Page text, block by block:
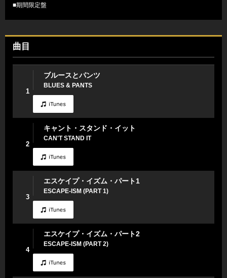
■期間限定盤
曲目
1
ブルースとパンツ
BLUES & PANTS
2
キャント・スタンド・イット
CAN'T STAND IT
3
エスケイプ・イズム・パート1
ESCAPE-ISM (PART 1)
4
エスケイプ・イズム・パート2
ESCAPE-ISM (PART 2)